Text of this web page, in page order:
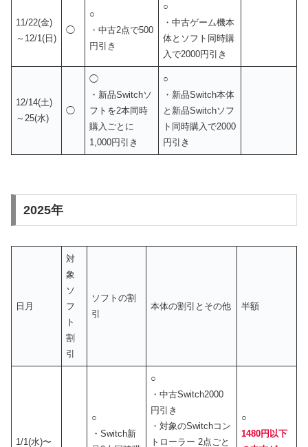
11/22(金)
～12/1(日)
◯
○
・中古2点で500
円引き
○
・中古ゲーム機本
体とソフト同時購
入で2000円引き
12/14(土)
～25(水)
◯
◯
・新品Switchソ
フトを2本同時
購入ごとに
1,000円引き
○
・新品Switch本体
と新品Switchソフ
ト同時購入で2000
円引き
2025年
日月
対
象
ソ
フ
ト
割
引
ソフトの割
引
本体の割引とその他 半額
1/1(水)〜
○
・Switch新
○
・中古Switch2000
円引き
・対象のSwitchコン
トローラー 2点ごと
○
1480円以下